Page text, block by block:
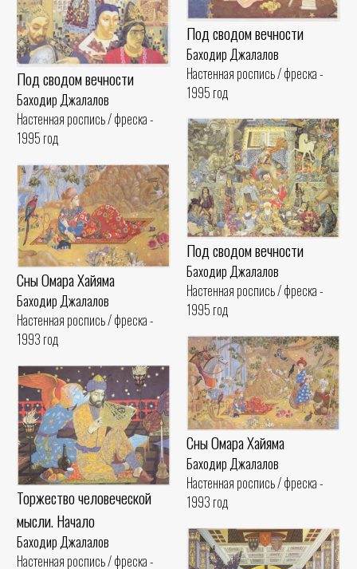
Под сводом вечности
Баходир Джалалов
Настенная роспись / фреска -
1995 год
Под сводом вечности
Баходир Джалалов
Настенная роспись / фреска -
1995 год
Под сводом вечности
Баходир Джалалов
Настенная роспись / фреска -
1995 год
Сны Омара Хайяма
Баходир Джалалов
Настенная роспись / фреска -
1993 год
Сны Омара Хайяма
Баходир Джалалов
Настенная роспись / фреска -
1993 год
Торжество человеческой
мысли. Начало
Баходир Джалалов
Настенная роспись / фреска -